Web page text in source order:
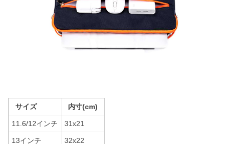
サイズ 内寸(cm)
11.6/12インチ 31x21
13インチ 32x22